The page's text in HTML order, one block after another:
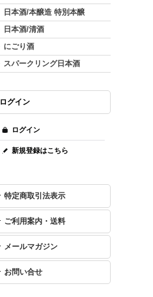
日本酒/本醸造 特別本醸
日本酒/清酒
にごり酒
スパークリング日本酒
ログイン
ログイン
新規登録はこちら
特定商取引法表示
ご利用案内・送料
メールマガジン
お問い合せ